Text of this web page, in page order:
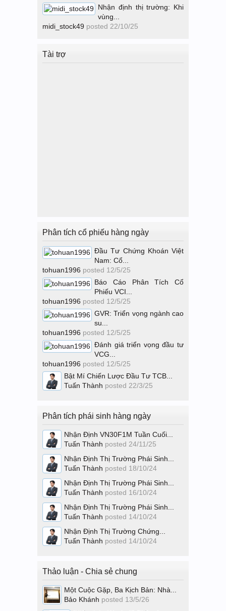
Nhận định thị trường: Khi
vùng...
midi_stock49 posted 22/10/25
Tài trợ
Phân tích cổ phiếu hàng ngày
Đầu Tư Chứng Khoán Việt
Nam: Cổ...
tohuan1996 posted 12/5/25
Báo Cáo Phân Tích Cổ
Phiếu VCI...
tohuan1996 posted 12/5/25
GVR: Triển vọng ngành cao
su...
tohuan1996 posted 12/5/25
Đánh giá triển vọng đầu tư
VCG...
tohuan1996 posted 12/5/25
Bật Mí Chiến Lược Đầu Tư TCB...
Tuấn Thành posted 22/3/25
Phân tích phái sinh hàng ngày
Nhận Định VN30F1M Tuần Cuối...
Tuấn Thành posted 24/11/25
Nhận Định Thị Trường Phái Sinh...
Tuấn Thành posted 18/10/24
Nhận Định Thị Trường Phái Sinh...
Tuấn Thành posted 16/10/24
Nhận Định Thị Trường Phái Sinh...
Tuấn Thành posted 14/10/24
Nhận Định Thị Trường Chứng...
Tuấn Thành posted 14/10/24
Thảo luận - Chia sẻ chung
Một Cuộc Gặp, Ba Kịch Bản: Nhà...
Bảo Khánh posted 13/5/26